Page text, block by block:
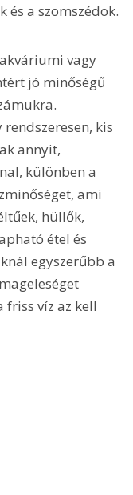
a szomszédok.
vagy
jó minőségű
kis
annyit,
különben a
ami
hüllők,
étel és
egyszerűbb a
víz az kell